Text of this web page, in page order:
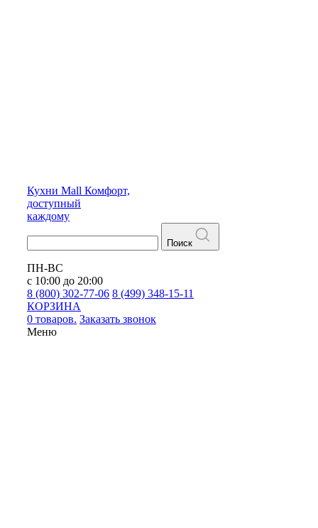
Кухни Mall Комфорт,
доступный
каждому
Поиск
ПН-ВС
с 10:00 до 20:00
8 (800) 302-77-06 8 (499) 348-15-11
КОРЗИНА
0 товаров. Заказать звонок
Меню